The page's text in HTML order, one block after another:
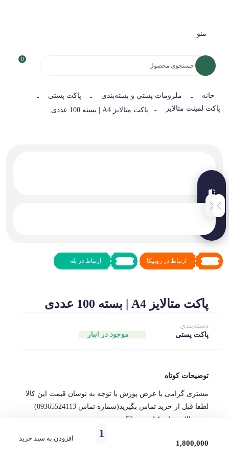
0
خانه - ملزومات پستی و بسته‌بندی - پاکت پستی
-
پاکت لمینت متالایز
- پاکت متالایز A4 | بسته 100 عددی
ارتباط در روبیکا ارتباط در بله
پاکت متالایز A4 | بسته 100 عددی
موجود در انبار
دسته‌بندی
پاکت پستی
توضیحات کوتاه
مشتری گرامی با عرض پوزش با توجه به نوسان قیمت این کالا
لطفا قبل از خرید تماس بگیرید(شماره تماس 09365524113)
نوع متالایز سایز A4 بسته 50 عددی
افزودن به سبد خرید
1,800,000